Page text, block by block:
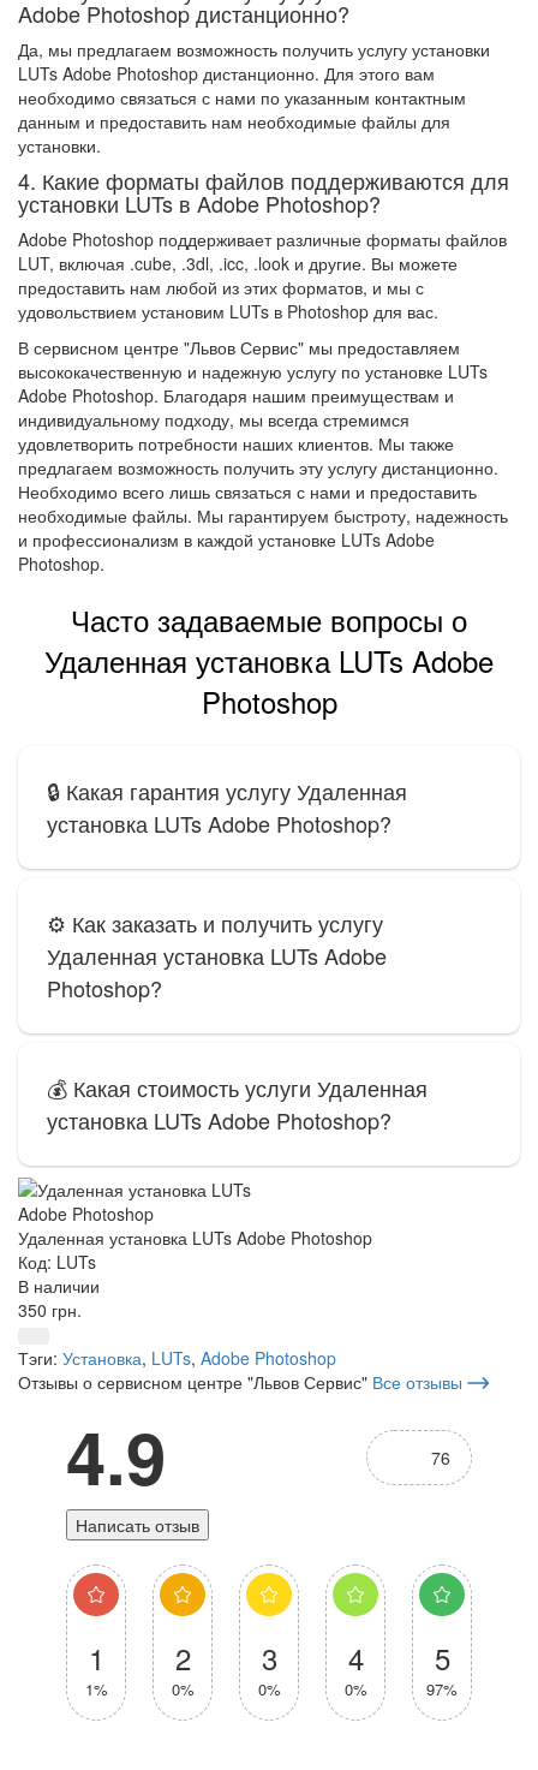
Adobe Photoshop дистанционно?
Да, мы предлагаем возможность получить услугу установки
LUTs Adobe Photoshop дистанционно. Для этого вам
необходимо связаться с нами по указанным контактным
данным и предоставить нам необходимые файлы для
установки.
4. Какие форматы файлов поддерживаются для
установки LUTs в Adobe Photoshop?
Adobe Photoshop поддерживает различные форматы файлов
LUT, включая .cube, .3dl, .icc, .look и другие. Вы можете
предоставить нам любой из этих форматов, и мы с
удовольствием установим LUTs в Photoshop для вас.
В сервисном центре "Львов Сервис" мы предоставляем
высококачественную и надежную услугу по установке LUTs
Adobe Photoshop. Благодаря нашим преимуществам и
индивидуальному подходу, мы всегда стремимся
удовлетворить потребности наших клиентов. Мы также
предлагаем возможность получить эту услугу дистанционно.
Необходимо всего лишь связаться с нами и предоставить
необходимые файлы. Мы гарантируем быстроту, надежность
и профессионализм в каждой установке LUTs Adobe
Photoshop.
Часто задаваемые вопросы о
Удаленная установка LUTs Adobe
Photoshop
🔒 Какая гарантия услугу Удаленная
установка LUTs Adobe Photoshop?
⚙️ Как заказать и получить услугу
Удаленная установка LUTs Adobe
Photoshop?
💰 Какая стоимость услуги Удаленная
установка LUTs Adobe Photoshop?
Удаленная установка LUTs Adobe Photoshop
Код: LUTs
В наличии
350 грн.
Тэги: Установка, LUTs, Adobe Photoshop
Отзывы о сервисном центре "Львов Сервис" Все отзывы
4.9 76
Написать отзыв
1
1%
2
0%
3
0%
4
0%
5
97%